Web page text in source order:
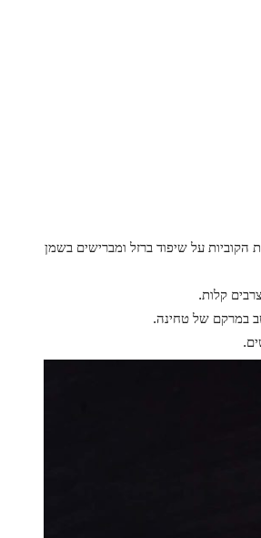
הקוביות על שיפוד ברזל ומברישים בשמן
במרקם של טחינה.